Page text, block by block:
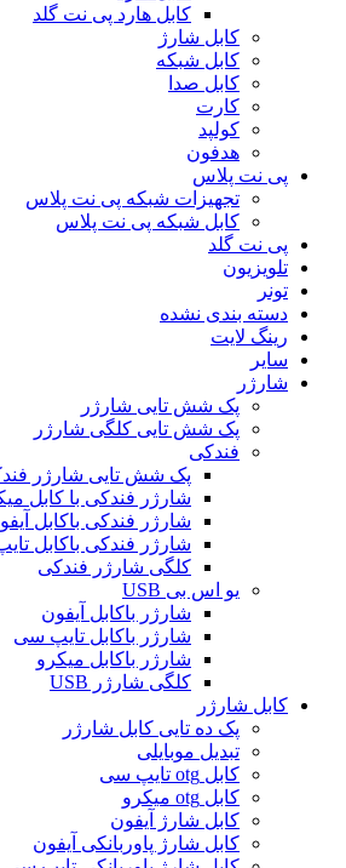
کابل هارد پی نت گلد
کابل شارژ
کابل شبکه
کابل صدا
کارت
کولپد
هدفون
پی نت پلاس
تجهیزات شبکه پی نت پلاس
کابل شبکه پی نت پلاس
پی نت گلد
تلویزیون
تونر
دسته بندی نشده
رینگ لایت
سایر
شارژر
پک شش تایی شارژر
پک شش تایی کلگی شارژر
فندکی
پک شش تایی شارژر
شارژر فندکی با کابل
شارژر فندکی باکابل
شارژر فندکی باکابل
کلگی شارژر فندکی
یو اس بی USB
شارژر باکابل آیفون
شارژر باکابل تایپ سی
شارژر باکابل میکرو
کلگی شارژر USB
کابل شارژر
پک ده تایی کابل شارژر
تبدیل موبایلی
کابل otg تایپ سی
کابل otg میکرو
کابل شارژ آیفون
کابل شارژ پاوربانکی آیفون